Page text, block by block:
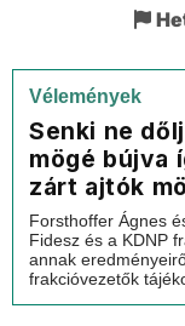
Vélemények
Senki ne
mögé bújva
zárt ajtók
Forsthoffer Ágnes
Fidesz és a KDNP
annak
frakcióvezetők